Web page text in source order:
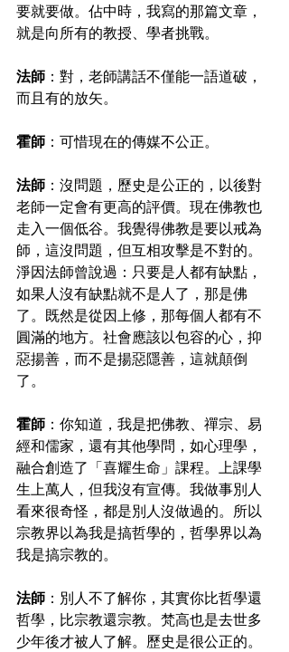
要就要做。佔中時，我寫的那篇文章，
就是向所有的教授、學者挑戰。
法師 ：對，老師講話不僅能一語道破，
而且有的放矢。
霍師 ：可惜現在的傳媒不公正。
法師 ：沒問題，歷史是公正的，以後對
老師一定會有更高的評價。現在佛教也
走入一個低谷。我覺得佛教是要以戒為
師，這沒問題，但互相攻擊是不對的。
淨因法師曾說過：只要是人都有缺點，
如果人沒有缺點就不是人了，那是佛
了。既然是從因上修，那每個人都有不
圓滿的地方。社會應該以包容的心，抑
惡揚善，而不是揚惡隱善，這就顛倒
了。
霍師 ：你知道，我是把佛教、禪宗、易
經和儒家，還有其他學問，如心理學，
融合創造了「喜耀生命」課程。上課學
生上萬人，但我沒有宣傳。我做事別人
看來很奇怪，都是別人沒做過的。所以
宗教界以為我是搞哲學的，哲學界以為
我是搞宗教的。
法師 ：別人不了解你，其實你比哲學還
哲學，比宗教還宗教。梵高也是去世多
少年後才被人了解。歷史是很公正的。